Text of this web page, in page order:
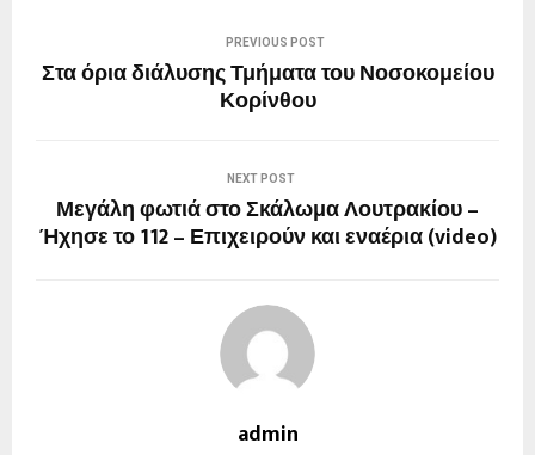
PREVIOUS POST
Στα όρια διάλυσης Τμήματα του Νοσοκομείου
Κορίνθου
NEXT POST
Μεγάλη φωτιά στο Σκάλωμα Λουτρακίου –
Ήχησε το 112 – Επιχειρούν και εναέρια (video)
admin